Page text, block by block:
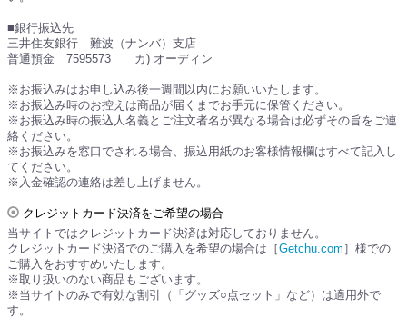
■銀行振込先
三井住友銀行 難波（ナンバ）支店
普通預金 7595573 カ) オーディン
※お振込みはお申し込み後一週間以内にお願いいたします。
※お振込み時のお控えは商品が届くまでお手元に保管ください。
※お振込み時の振込人名義とご注文者名が異なる場合は必ずその旨をご連
絡ください。
※お振込みを窓口でされる場合、振込用紙のお客様情報欄はすべて記入し
てください。
※入金確認の連絡は差し上げません。
クレジットカード決済をご希望の場合
当サイトではクレジットカード決済は対応しておりません。
クレジットカード決済でのご購入を希望の場合は［Getchu.com ］様での
ご購入をおすすめいたします。
※取り扱いのない商品もございます。
※当サイトのみで有効な割引（「グッズ○点セット」など）は適用外で
す。